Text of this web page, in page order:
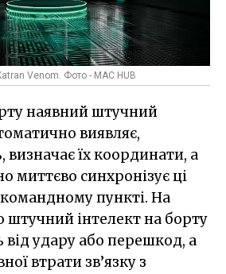
Venom. Фото - MAC HUB
наявний штучний
виявляє,
визначає їх координати, а
миттєво синхронізує ці
пункті. На
штучний інтелект на борту
удару або перешкод, а
втрати зв’язку з